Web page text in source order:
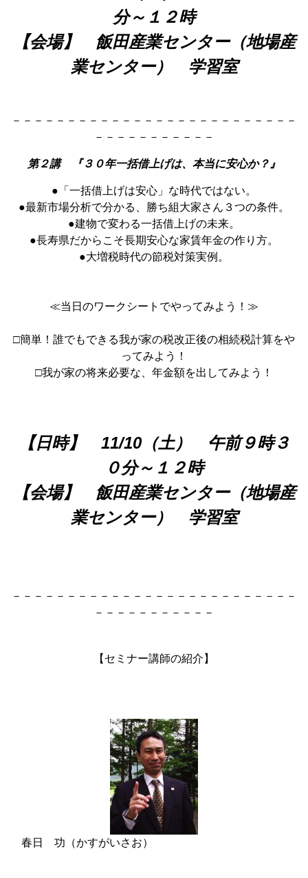
分～１２時
【会場】 飯田産業センター（地場産
業センター） 学習室
－－－－－－－－－－－－－－－－－－－－－－－－－－
－－－－－－－－－－－
第２講 『３０年一括借上げは、本当に安心か？』
●「一括借上げは安心」な時代ではない。
●最新市場分析で分かる、勝ち組大家さん３つの条件。
●建物で変わる一括借上げの未来。
●長寿県だからこそ長期安心な家賃年金の作り方。
●大増税時代の節税対策実例。
≪当日のワークシートでやってみよう！≫
□簡単！誰でもできる我が家の税改正後の相続税計算をや
ってみよう！
□我が家の将来必要な、年金額を出してみよう！
【日時】 11/10（土） 午前９時３
０分～１２時
【会場】 飯田産業センター（地場産
業センター） 学習室
－－－－－－－－－－－－－－－－－－－－－－－－－－
－－－－－－－－－－－
【セミナー講師の紹介】
春日 功（かすがいさお）